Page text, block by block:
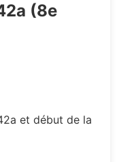
(8e
et début de la